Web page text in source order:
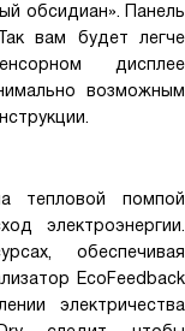
обсидиан». Панель
вам будет легче
дисплее
возможным
тепловой помпой
электроэнергии.
обеспечивая
EcoFeedback
электричества